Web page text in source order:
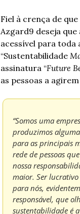
Fiel à crença de
Azgard9 deseja que
acessível para toda
“Sustentabilidade
assinatura “Future
as pessoas a
“Somos uma
produzimos
para as principais
rede de pessoas
nossa
maior. Ser
para nós,
responsável, que
sustentabilidade é